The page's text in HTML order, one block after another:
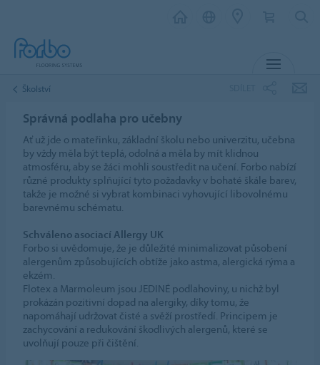
Školství
Správná podlaha pro učebny
Ať už jde o mateřinku, základní školu nebo univerzitu, učebna
by vždy měla být teplá, odolná a měla by mít klidnou
atmosféru, aby se žáci mohli soustředit na učení. Forbo nabízí
různé produkty splňující tyto požadavky v bohaté škále barev,
takže je možné si vybrat kombinaci vyhovující libovolnému
barevnému schématu.
Schváleno asociací Allergy UK
Forbo si uvědomuje, že je důležité minimalizovat působení
alergenům způsobujících obtíže jako astma, alergická rýma a
ekzém.
Flotex a Marmoleum jsou JEDINÉ podlahoviny, u nichž byl
prokázán pozitivní dopad na alergiky, díky tomu, že
napomáhají udržovat čisté a svěží prostředí. Principem je
zachycování a redukování škodlivých alergenů, které se
uvolňují pouze při čištění.